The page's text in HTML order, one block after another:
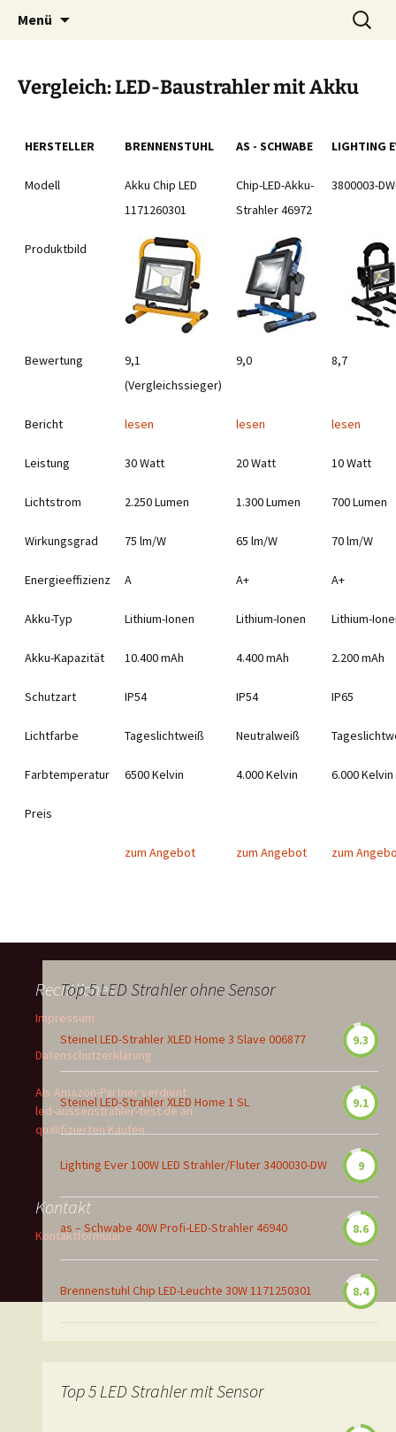
Menü
Suchen
nach:
Vergleich: LED-Baustrahler mit Akku
HERSTELLER BRENNENSTUHL AS - SCHWABE LIGHTING
Modell
Akku Chip LED
1171260301
Chip-LED-Akku-
Strahler 46972
3800003-
Produktbild
Bewertung
9,1
(Vergleichssieger)
9,0 8,7
Bericht lesen lesen lesen
Leistung 30 Watt 20 Watt 10 Watt
Lichtstrom 2.250 Lumen 1.300 Lumen 700 Lumen
Wirkungsgrad 75 lm/W 65 lm/W 70 lm/W
Energieeffizienz A A+ A+
Akku-Typ Lithium-Ionen Lithium-Ionen Lithium-
Akku-Kapazität 10.400 mAh 4.400 mAh 2.200 mAh
Schutzart IP54 IP54 IP65
Lichtfarbe Tageslichtweiß Neutralweiß
Farbtemperatur 6500 Kelvin 4.000 Kelvin 6.000 Kelvin
Preis
zum Angebot zum Angebot zum
Top 5 LED Strahler ohne Sensor
Steinel LED-Strahler XLED Home 3 Slave 006877 9.3
Steinel LED-Strahler XLED Home 1 SL 9.1
Lighting Ever 100W LED Strahler/Fluter 3400030-DW 9
as – Schwabe 40W Profi-LED-Strahler 46940 8.6
Brennenstuhl Chip LED-Leuchte 30W 1171250301 8.4
Top 5 LED Strahler mit Sensor
Rechtliches
Impressum
Datenschutzerklärung
Als Amazon-Partner verdient
led-aussenstrahler-test.de an
qualifizierten Käufen
Kontakt
Kontaktformular